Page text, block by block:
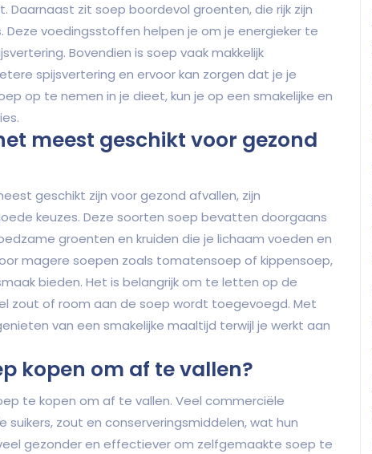
Daarnaast zit soep boordevol groenten, die rijk zijn
voedingsstoffen helpen je om je energieker te
Bovendien is soep vaak makkelijk
spijsvertering en ervoor kan zorgen dat je je
op te nemen in je dieet, kun je op een smakelijke en
meest geschikt voor gezond
geschikt zijn voor gezond afvallen, zijn
keuzes. Deze soorten soep bevatten doorgaans
groenten en kruiden die je lichaam voeden en
magere soepen zoals tomatensoep of kippensoep,
bieden. Het is belangrijk om te letten op de
zout of room aan de soep wordt toegevoegd. Met
van een smakelijke maaltijd terwijl je werkt aan
kopen om af te vallen?
te kopen om af te vallen. Veel commerciële
zout en conserveringsmiddelen, wat hun
gezonder en effectiever om zelfgemaakte soep te